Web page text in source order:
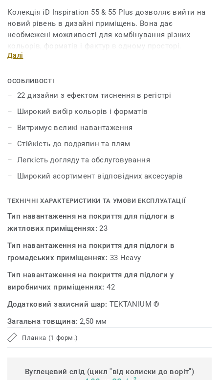
Колекція iD Inspiration 55 & 55 Plus дозволяє вийти на
новий рівень в дизайні приміщень. Вона дає
необмежені можливості для комбінування різних
кольорів, форматів і фактур в одному просторі.
Поєднайте текстуру дерева, каміння та металу, грайте з
аксесуарами – плінтусами та профілями. iD Inspiration
55 & 55 Plus розсуває межі дозволеного у дизайні і
дозволяє створити інтер’єр вашої мрії. Колекція
пропонує 22 декори, які мають тиснення в регістрі – це
технологія, яка відтворює рельєф і зовнішній вигляд
Далі
ОСОБЛИВОСТІ
22 дизайни з ефектом тиснення в регістрі
Широкий вибір кольорів і форматів
Витримує великі навантаження
Стійкість до подряпин та плям
Легкість догляду та обслуговування
Широкий асортимент відповідних аксесуарів
ТЕХНІЧНІ ХАРАКТЕРИСТИКИ ТА УМОВИ ЕКСПЛУАТАЦІЇ
Тип навантаження на покриття для підлоги в
житлових приміщеннях:23
Тип навантаження на покриття для підлоги в
громадських приміщеннях: 33 Heavy
Тип навантаження на покриття для підлоги у
виробничих приміщеннях:42
Додатковий захисний шар: TEKTANIUM ®
Загальна товщина: 2,50 мм
Планка (1 форм.)
Вуглецевий слід (цикл "від колиски до воріт")